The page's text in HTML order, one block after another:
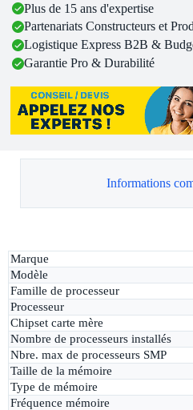
Plus de 15 ans d'expertise
Partenariats Constructeurs et
Logistique Express B2B &
Garantie Pro & Durabilité
Informations
Marque
Modèle
Famille de processeur
Processeur
Chipset carte mère
Nombre de processeurs installés
Nbre. max de processeurs SMP
Taille de la mémoire
Type de mémoire
Fréquence mémoire